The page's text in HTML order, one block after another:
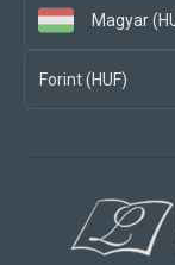
Magyar
Forint (HUF)